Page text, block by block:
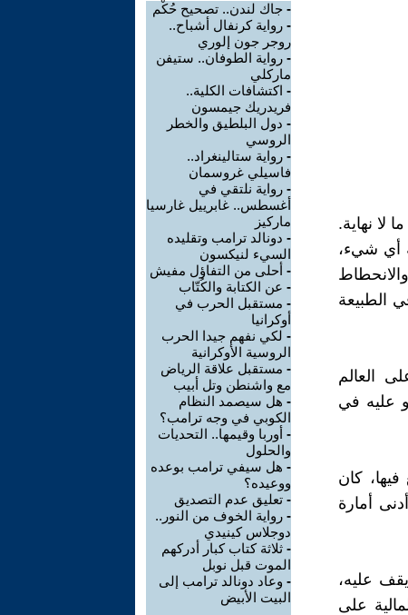
لا نهاية.
أي شيء،
الطبيعة
العالم
عليه في
فيها، كان
أمارة
عليه،
على
- جاك لندن.. تصحيح حُكْم
- رواية كرنفال أشباح..
روجر جون إلوري
- رواية الطوفان.. ستيفن
ماركلي
- اكتشافات الكلية..
فريدريك جيمسون
- دول البلطيق والخطر
الروسي
- رواية ستالينغراد..
فاسيلي غروسمان
- رواية نلتقي في
أغسطس.. غابرييل غارسيا
ماركيز
- دونالد ترامب وتقليده
السيء لنيكسون
- أحلى من التفاؤل مفيش
- عن الكتابة والكُتّاب
- مستقبل الحرب في
أوكرانيا
- لكي نفهم جيدا الحرب
الروسية الأوكرانية
- مستقبل علاقة الرياض
مع واشنطن وتل أبيب
- هل سيصمد النظام
الكوبي في وجه ترامب؟
- أوربا وقيمها.. التحديات
والحلول
- هل سيفي ترامب بوعده
ووعيده؟
- تعليق عدم التصديق
- رواية الخوف من النور..
دوجلاس كينيدي
- ثلاثة كتاب كبار أدركهم
الموت قبل نوبل
- وعاد دونالد ترامب إلى
البيت الأبيض